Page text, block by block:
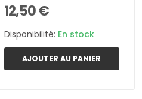
12,50 €
Disponibilité: En stock
AJOUTER AU PANIER